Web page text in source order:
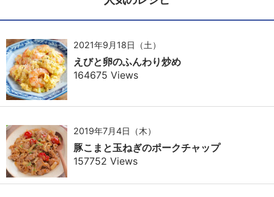
2021年9月18日（土）
えびと卵のふんわり炒め
164675 Views
2019年7月4日（木）
豚こまと玉ねぎのポークチャップ
157752 Views